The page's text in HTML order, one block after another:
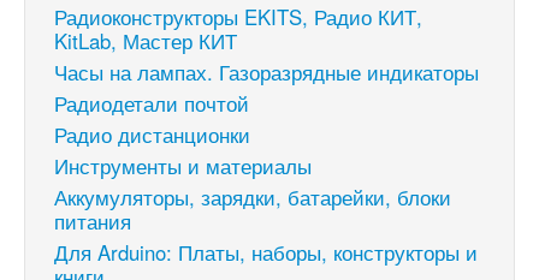
Радиоконструкторы EKITS, Радио КИТ,
KitLab, Мастер КИТ
Часы на лампах. Газоразрядные индикаторы
Радиодетали почтой
Радио дистанционки
Инструменты и материалы
Аккумуляторы, зарядки, батарейки, блоки
питания
Для Arduino: Платы, наборы, конструкторы и